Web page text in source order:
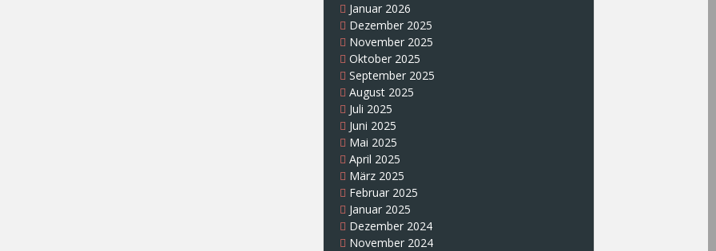
Januar 2026
Dezember 2025
November 2025
Oktober 2025
September 2025
August 2025
Juli 2025
Juni 2025
Mai 2025
April 2025
März 2025
Februar 2025
Januar 2025
Dezember 2024
November 2024